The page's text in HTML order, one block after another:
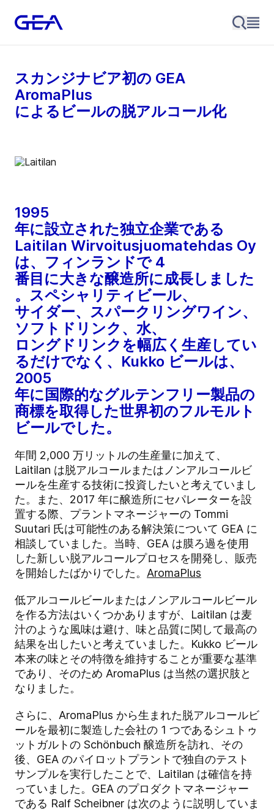
スカンジナビア初の GEA
AromaPlus
によるビールの脱アルコール化
1995
年に設立された独立企業である
Laitilan Wirvoitusjuomatehdas Oy
は、フィンランドで 4
番目に大きな醸造所に成長しました
。スペシャリティビール、
サイダー、スパークリングワイン、
ソフトドリンク、水、
ロングドリンクを幅広く生産してい
るだけでなく、Kukko ビールは、
2005
年に国際的なグルテンフリー製品の
商標を取得した世界初のフルモルト
ビールでした。
年間 2,000 万リットルの生産量に加えて、
Laitilan は脱アルコールまたはノンアルコールビ
ールを生産する技術に投資したいと考えていまし
た。また、2017 年に醸造所にセパレーターを設
置する際、プラントマネージャーの Tommi
Suutari 氏は可能性のある解決策について GEA に
相談していました。当時、GEA は膜ろ過を使用
した新しい脱アルコールプロセスを開発し、販売
を開始したばかりでした。 AromaPlus
低アルコールビールまたはノンアルコールビール
を作る方法はいくつかありますが、Laitilan は麦
汁のような風味は避け、味と品質に関して最高の
結果を出したいと考えていました。Kukko ビール
本来の味とその特徴を維持することが重要な基準
であり、そのため AromaPlus は当然の選択肢と
なりました。
さらに、AromaPlus から生まれた脱アルコールビ
ールを最初に製造した会社の 1 つであるシュトゥ
ットガルトの Schönbuch 醸造所を訪れ、その
後、GEA のパイロットプラントで独自のテスト
サンプルを実行したことで、Laitilan は確信を持
っていました。GEA のプロダクトマネージャー
である Ralf Scheibner は次のように説明していま